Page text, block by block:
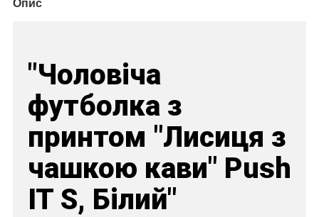
Опис
"Чоловіча
футболка з
принтом "Лисиця з
чашкою кави" Push
IT S, Білий"